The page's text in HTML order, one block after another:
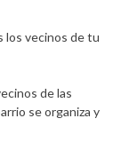
los vecinos de tu
de las
se organiza y